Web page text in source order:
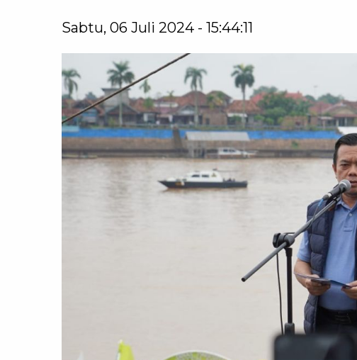
Sabtu, 06 Juli 2024 - 15:44:11